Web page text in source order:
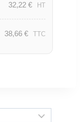
32,22 € HT
38,66 € TTC